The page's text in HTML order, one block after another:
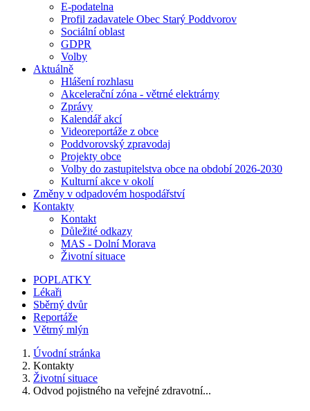
E-podatelna
Profil zadavatele Obec Starý Poddvorov
Sociální oblast
GDPR
Volby
Aktuálně
Hlášení rozhlasu
Akcelerační zóna - větrné elektrárny
Zprávy
Kalendář akcí
Videoreportáže z obce
Poddvorovský zpravodaj
Projekty obce
Volby do zastupitelstva obce na období 2026-2030
Kulturní akce v okolí
Změny v odpadovém hospodářství
Kontakty
Kontakt
Důležité odkazy
MAS - Dolní Morava
Životní situace
POPLATKY
Lékaři
Sběrný dvůr
Reportáže
Větrný mlýn
Úvodní stránka
Kontakty
Životní situace
Odvod pojistného na veřejné zdravotní...